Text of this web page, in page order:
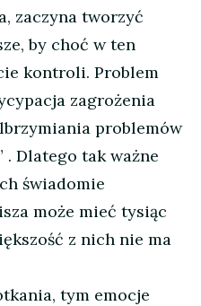
zaczyna tworzyć
by choć w ten
kontroli. Problem
zagrożenia
problemów
. Dlatego tak ważne
świadomie
może mieć tysiąc
z nich nie ma
tym emocje